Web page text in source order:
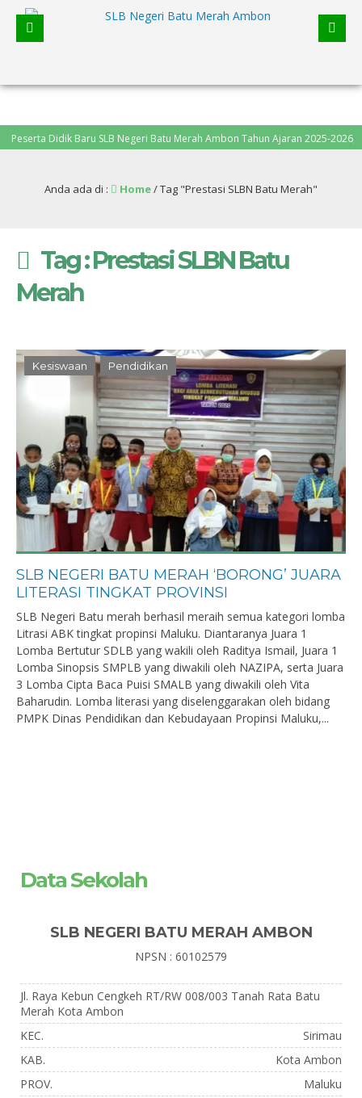
Didik Baru SLB Negeri Batu Merah Ambon Tahun Ajaran 2025-2026,
Anda ada di : Home/Tag "Prestasi SLBN Batu Merah"
Tag : Prestasi SLBN Batu
Merah
Kesiswaan Pendidikan
SLB NEGERI BATU MERAH ‘BORONG’ JUARA
LITERASI TINGKAT PROVINSI
SLB Negeri Batu merah berhasil meraih semua kategori lomba
Litrasi ABK tingkat propinsi Maluku. Diantaranya Juara 1
Lomba Bertutur SDLB yang wakili oleh Raditya Ismail, Juara 1
Lomba Sinopsis SMPLB yang diwakili oleh NAZIPA, serta Juara
3 Lomba Cipta Baca Puisi SMALB yang diwakili oleh Vita
Baharudin. Lomba literasi yang diselenggarakan oleh bidang
PMPK Dinas Pendidikan dan Kebudayaan Propinsi Maluku,...
Data Sekolah
SLB NEGERI BATU MERAH AMBON
NPSN : 60102579
Jl. Raya Kebun Cengkeh RT/RW 008/003 Tanah Rata Batu
Merah Kota Ambon
KEC.
Sirimau
KAB.
Kota Ambon
PROV.
Maluku